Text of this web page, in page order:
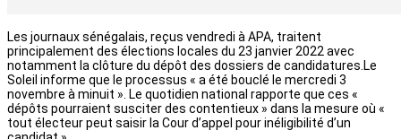
Les journaux sénégalais, reçus vendredi à APA, traitent
principalement des élections locales du 23 janvier 2022 avec
notamment la clôture du dépôt des dossiers de candidatures.Le
Soleil informe que le processus « a été bouclé le mercredi 3
novembre à minuit ». Le quotidien national rapporte que ces «
dépôts pourraient susciter des contentieux » dans la mesure où «
tout électeur peut saisir la Cour d’appel pour inéligibilité d’un